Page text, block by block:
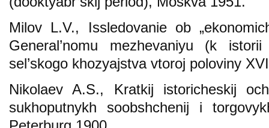
Milov L.V., Issledovanie ob
General’nomu mezhevaniyu (k
sel’skogo khozyajstva vtoroj poloviny
Nikolaev A.S., Kratkij istoricheskij
sukhoputnykh soobshchenij i